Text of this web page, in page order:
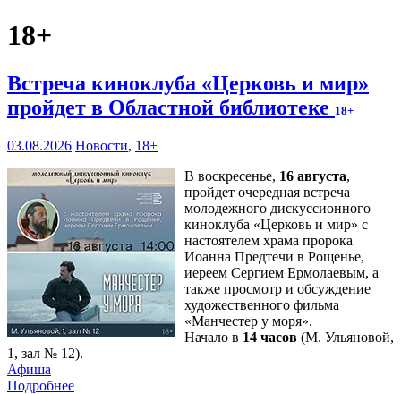
18+
Встреча киноклуба «Церковь и мир»
пройдет в Областной библиотеке 18+
03.08.2026 Новости, 18+
В воскресенье, 16 августа,
пройдет очередная встреча
молодежного дискуссионного
киноклуба «Церковь и мир» с
настоятелем храма пророка
Иоанна Предтечи в Рощенье,
иереем Сергием Ермолаевым, а
также просмотр и обсуждение
художественного фильма
«Манчестер у моря».
Начало в 14 часов (М. Ульяновой,
1, зал № 12).
Афиша
Подробнее